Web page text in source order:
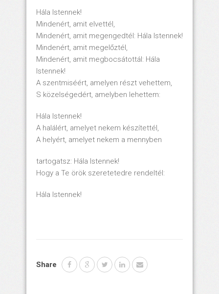
Hála Istennek!
Mindenért, amit elvettél,
Mindenért, amit megengedtél: Hála Istennek!
Mindenért, amit megelőztél,
Mindenért, amit megbocsátottál: Hála
Istennek!
A szentmiséért, amelyen részt vehettem,
S közelségedért, amelyben lehettem:
Hála Istennek!
A halálért, amelyet nekem készítettél,
A helyért, amelyet nekem a mennyben
tartogatsz: Hála Istennek!
Hogy a Te örök szeretetedre rendeltél:
Hála Istennek!
Share